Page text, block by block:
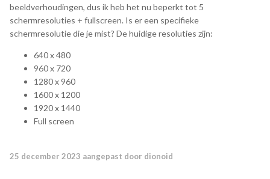
beeldverhoudingen, dus ik heb het nu beperkt tot 5
schermresoluties + fullscreen. Is er een specifieke
schermresolutie die je mist? De huidige resoluties zijn:
640 x 480
960 x 720
1280 x 960
1600 x 1200
1920 x 1440
Full screen
25 december 2023 aangepast door dionoid